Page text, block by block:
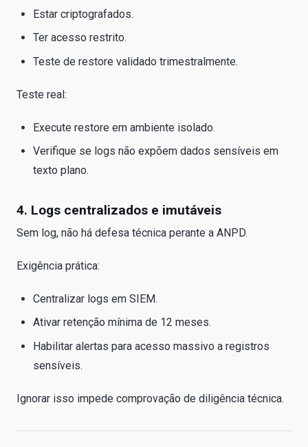
Estar criptografados.
Ter acesso restrito.
Teste de restore validado trimestralmente.
Teste real:
Execute restore em ambiente isolado.
Verifique se logs não expõem dados sensíveis em
texto plano.
4. Logs centralizados e imutáveis
Sem log, não há defesa técnica perante a ANPD.
Exigência prática:
Centralizar logs em SIEM.
Ativar retenção mínima de 12 meses.
Habilitar alertas para acesso massivo a registros
sensíveis.
Ignorar isso impede comprovação de diligência técnica.